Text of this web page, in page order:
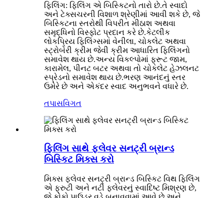
ફિલિંગ: ફિલિંગ એ બિસ્કિટનો તારો છે.તે સ્વાદો
અને ટેક્સચરની વિશાળ શ્રેણીમાં આવી શકે છે, જે
બિસ્કિટના સ્તરોથી વિપરીત મીઠાશ અથવા
સમૃદ્ધિનો વિસ્ફોટ પ્રદાન કરે છે.કેટલીક
લોકપ્રિય ફિલિંગ્સમાં વેનીલા, ચોકલેટ અથવા
સ્ટ્રોબેરી ક્રીમ જેવી ક્રીમ આધારિત ફિલિંગનો
સમાવેશ થાય છે.અન્ય વિકલ્પોમાં ફ્રૂટ જામ,
કારામેલ, પીનટ બટર અથવા તો ચોકલેટ હેઝલનટ
સ્પ્રેડનો સમાવેશ થાય છે.ભરણ આનંદનું સ્તર
ઉમેરે છે અને એકંદર સ્વાદ અનુભવને વધારે છે.
તપાસવિગત
ફિલિંગ સાથે ફ્લેવર સનટ્રી બ્રાન્ડ
બિસ્કિટ મિક્સ કરો
મિક્સ ફ્લેવર સનટ્રી બ્રાન્ડ બિસ્કિટ વિથ ફિલિંગ
એ ફ્રુટી અને નટી ફ્લેવરનું સ્વાદિષ્ટ મિશ્રણ છે,